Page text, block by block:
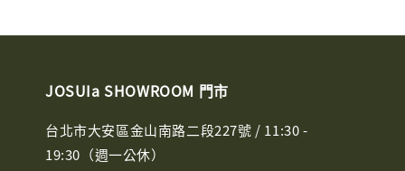
JOSUIa SHOWROOM 門市
台北市大安區金山南路二段227號 / 11:30 -
19:30（週一公休）